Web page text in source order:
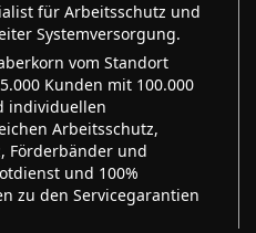
für Arbeitsschutz und
Systemversorgung.
vom Standort
Kunden mit 100.000
individuellen
Arbeitsschutz,
Förderbänder und
und 100%
zu den Servicegarantien